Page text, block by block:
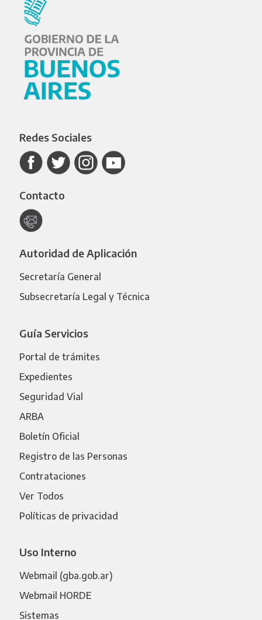
Redes Sociales
Contacto
Autoridad de Aplicación
Secretaría General
Subsecretaría Legal y Técnica
Guía Servicios
Portal de trámites
Expedientes
Seguridad Vial
ARBA
Boletín Oficial
Registro de las Personas
Contrataciones
Ver Todos
Políticas de privacidad
Uso Interno
Webmail (gba.gob.ar)
Webmail HORDE
Sistemas